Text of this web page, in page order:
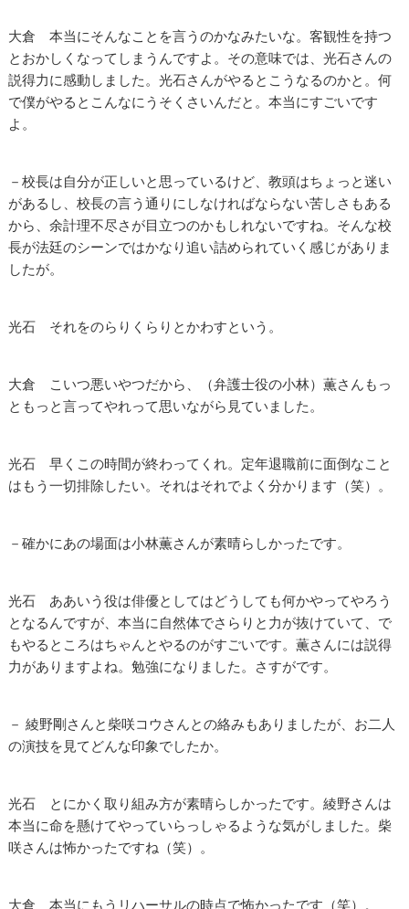
大倉 本当にそんなことを言うのかなみたいな。客観性を持つ
とおかしくなってしまうんですよ。その意味では、光石さんの
説得力に感動しました。光石さんがやるとこうなるのかと。何
で僕がやるとこんなにうそくさいんだと。本当にすごいです
よ。
－校長は自分が正しいと思っているけど、教頭はちょっと迷い
があるし、校長の言う通りにしなければならない苦しさもある
から、余計理不尽さが目立つのかもしれないですね。そんな校
長が法廷のシーンではかなり追い詰められていく感じがありま
したが。
光石 それをのらりくらりとかわすという。
大倉 こいつ悪いやつだから、（弁護士役の小林）薫さんもっ
ともっと言ってやれって思いながら見ていました。
光石 早くこの時間が終わってくれ。定年退職前に面倒なこと
はもう一切排除したい。それはそれでよく分かります（笑）。
－確かにあの場面は小林薫さんが素晴らしかったです。
光石 ああいう役は俳優としてはどうしても何かやってやろう
となるんですが、本当に自然体でさらりと力が抜けていて、で
もやるところはちゃんとやるのがすごいです。薫さんには説得
力がありますよね。勉強になりました。さすがです。
－ 綾野剛さんと柴咲コウさんとの絡みもありましたが、お二人
の演技を見てどんな印象でしたか。
光石 とにかく取り組み方が素晴らしかったです。綾野さんは
本当に命を懸けてやっていらっしゃるような気がしました。柴
咲さんは怖かったですね（笑）。
大倉 本当にもうリハーサルの時点で怖かったです（笑）。